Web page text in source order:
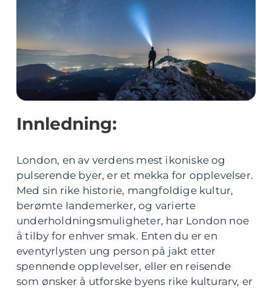
Innledning:
London, en av verdens mest ikoniske og
pulserende byer, er et mekka for opplevelser.
Med sin rike historie, mangfoldige kultur,
berømte landemerker, og varierte
underholdningsmuligheter, har London noe
å tilby for enhver smak. Enten du er en
eventyrlysten ung person på jakt etter
spennende opplevelser, eller en reisende
som ønsker å utforske byens rike kulturarv, er